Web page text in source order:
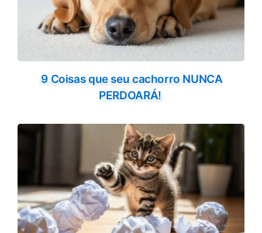
9 Coisas que seu cachorro NUNCA
PERDOARÁ!